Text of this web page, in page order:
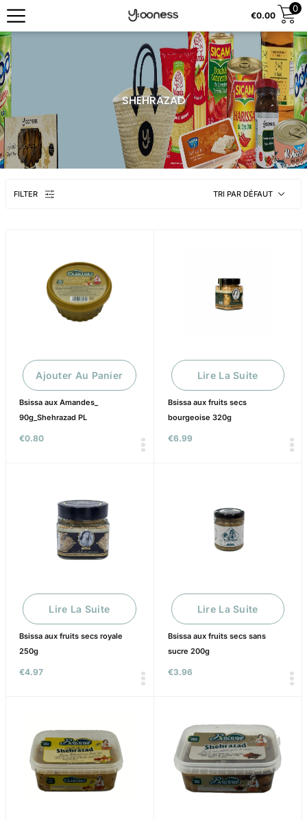
€0.00
0
SHEHRAZAD
FILTER TRI PAR DÉFAUT
€0.80
Bsissa aux Amandes_
90g_Shehrazad PL
Ajouter Au Panier
€6.99
Bsissa aux fruits secs
bourgeoise 320g
Lire La Suite
€4.97
Bsissa aux fruits secs royale
250g
Lire La Suite
€3.96
Bsissa aux fruits secs sans
sucre 200g
Lire La Suite